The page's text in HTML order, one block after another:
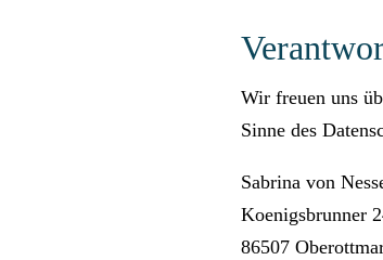
Wir freuen uns
Sinne des
Sabrina von
Koenigsbrunner
86507